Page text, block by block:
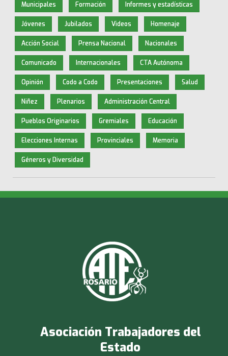
Municipales Formación Informes y estadísticas
Jóvenes Jubilados Videos Homenaje
Acción Social Prensa Nacional Nacionales
Comunicado Internacionales CTA Autónoma
Opinión Codo a Codo Presentaciones Salud
Niñez Plenarios Administración Central
Pueblos Originarios Gremiales Educación
Elecciones Internas Provinciales Memoria
Géneros y Diversidad
Asociación Trabajadores del
Estado